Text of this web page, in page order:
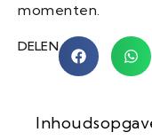
momenten.
DELEN